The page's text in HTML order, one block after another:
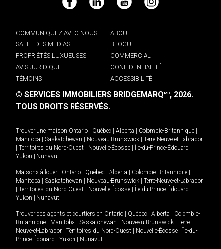
Facebook LinkedIn YouTube Instagram
COMMUNIQUEZ AVEC NOUS
ABOUT
SALLE DES MÉDIAS
BLOGUE
PROPRIÉTÉS LUXUEUSES
COMMERCIAL
AVIS JURIDIQUE
CONFIDENTIALITÉ
TÉMOINS
ACCESSIBILITÉ
© SERVICES IMMOBILIERS BRIDGEMARQMD, 2026.
TOUS DROITS RÉSERVÉS.
Trouver une maison Ontario Québec Alberta Colombie-Britannique
Manitoba
Saskatchewan Nouveau-Brunswick
Terre-Neuve-et-Labrador
Territoires du Nord-Ouest Nouvelle-Écosse Île-du-Prince-Édouard
Yukon
Nunavut.
Maisons à louer - Ontario Québec Alberta Colombie-Britannique
Manitoba
Saskatchewan Nouveau-Brunswick
Terre-Neuve-et-Labrador
Territoires du Nord-Ouest Nouvelle-Écosse Île-du-Prince-Édouard
Yukon
Nunavut.
Trouver des agents et courtiers en Ontario Québec Alberta
Colombie-
Britannique
Manitoba Saskatchewan Nouveau-Brunswick
Terre-
Neuve-et-Labrador
Territoires du Nord-Ouest Nouvelle-Écosse
Île-du-
Prince-Édouard
Yukon Nunavut